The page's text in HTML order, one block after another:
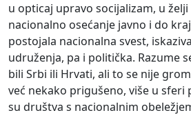
u opticaj upravo socijalizam, u
nacionalno osećanje javno i do
postojala nacionalna svest,
udruženja, pa i politička. Razume
bili Srbi ili Hrvati, ali to se nije
već nekako prigušeno, više u sferi
su društva s nacionalnim